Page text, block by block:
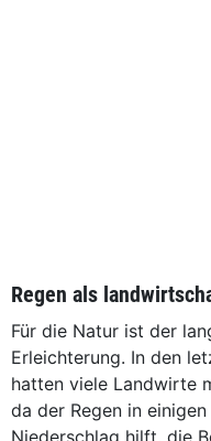
Regen als
Für die Natur ist der
Erleichterung. In den
hatten viele Landwirte
da der Regen in
Niederschlag hilft, die